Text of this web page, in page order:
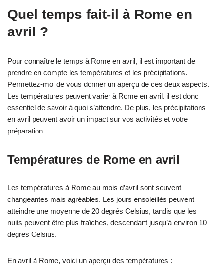
Quel temps fait-il à Rome en
avril ?
Pour connaître le temps à Rome en avril, il est important de
prendre en compte les températures et les précipitations.
Permettez-moi de vous donner un aperçu de ces deux aspects.
Les températures peuvent varier à Rome en avril, il est donc
essentiel de savoir à quoi s’attendre. De plus, les précipitations
en avril peuvent avoir un impact sur vos activités et votre
préparation.
Températures de Rome en avril
Les températures à Rome au mois d’avril sont souvent
changeantes mais agréables. Les jours ensoleillés peuvent
atteindre une moyenne de 20 degrés Celsius, tandis que les
nuits peuvent être plus fraîches, descendant jusqu’à environ 10
degrés Celsius.
En avril à Rome, voici un aperçu des températures :